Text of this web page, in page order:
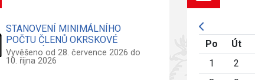
STANOVENÍ MINIMÁLNÍHO
POČTU ČLENŮ OKRSKOVÉ
VOLEBNÍ KOMISE - VOLBY DO
ZASTUPITELSTVA OBCE
Vyvěšeno od 28. července 2026 do
10. října 2026
Po
Út
1
2